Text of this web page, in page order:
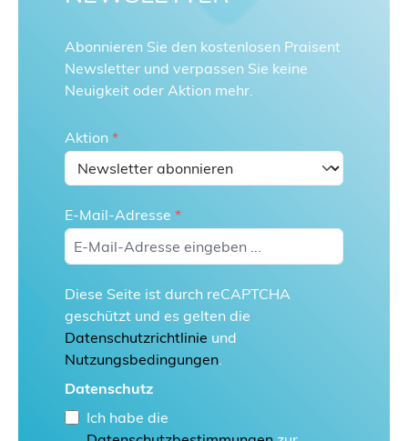
Abonnieren Sie den kostenlosen Praisent
Newsletter und verpassen Sie keine
Neuigkeit oder Aktion mehr.
Aktion *
E-Mail-Adresse *
Diese Seite ist durch reCAPTCHA
geschützt und es gelten die
Datenschutzrichtlinie und
Nutzungsbedingungen.
Datenschutz
Ich habe die